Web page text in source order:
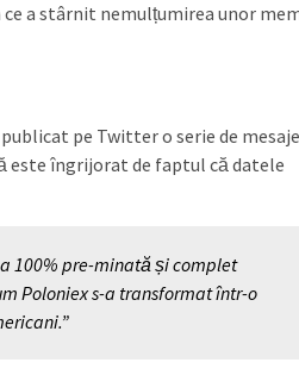
a stârnit nemulțumirea unor
pe Twitter o serie de
este îngrijorat de faptul că datele
100% pre-minată și complet
Poloniex s-a transformat într-o